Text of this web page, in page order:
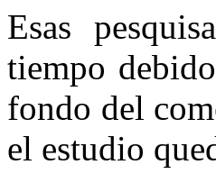
Esas
tiempo
fondo del
el estudio